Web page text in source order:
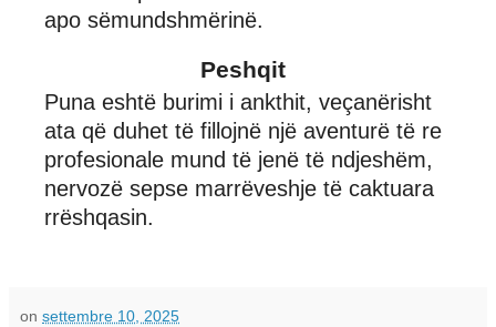
apo sëmundshmërinë.
Peshqit
Puna eshtë burimi i ankthit, veçanërisht
ata që duhet të fillojnë një aventurë të re
profesionale mund të jenë të ndjeshëm,
nervozë sepse marrëveshje të caktuara
rrëshqasin.
on settembre 10, 2025